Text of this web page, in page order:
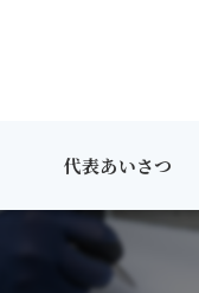
代表あいさつ